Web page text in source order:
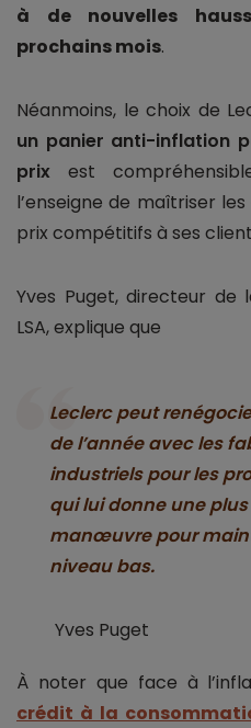
à de nouvelles
prochains mois.
Néanmoins, le choix de
un panier anti-inflation
prix est
l’enseigne de maîtriser
prix compétitifs à ses
Yves Puget, directeur de
LSA, explique que
Leclerc peut
de l’année avec les
industriels pour les
qui lui donne une
manœuvre pour
niveau bas.
Yves Puget
À noter que face à
crédit à la